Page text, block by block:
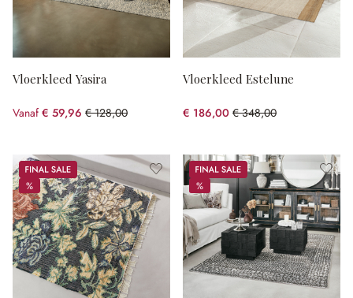
Vloerkleed Yasira
Vanaf € 59,96 € 128,00
(53.16% gespart)
Vloerkleed Estelune
€ 186,00 € 348,00
(46.55% gespart)
Sale
%
%
Sale
%
%